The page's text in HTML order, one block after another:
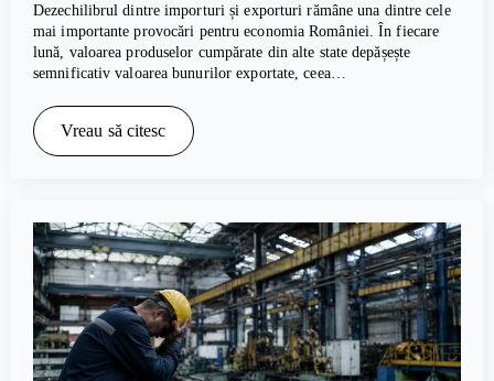
Dezechilibrul dintre importuri și exporturi rămâne una dintre cele
mai importante provocări pentru economia României. În fiecare
lună, valoarea produselor cumpărate din alte state depășește
semnificativ valoarea bunurilor exportate, ceea…
Vreau să citesc